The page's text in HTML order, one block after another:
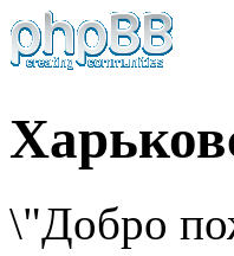
\"Добро